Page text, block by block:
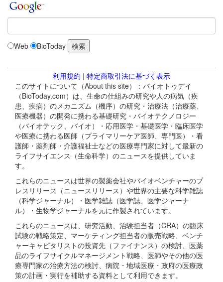
Web BioToday
利用規約 | 特定商取引法に基づく表示
このサイトについて（About this site）：バイオトゥデイ
（BioToday.com）は、生命の仕組みの研究や人の病気（疾
患、疾病）のメカニズム（機序）の研究・治療法（治療薬、
医療機器）の開発に携わる基礎研究・バイオテクノロジー
（バイオテック、バイオ）・応用医学・基礎医学・臨床医学
や医療に携わる医師（プライマリーケア医師、専門医）・看
護師・薬剤師・介護福祉士などの医療専門家に対して最新の
ライフサイエンス（生命科学）のニュースを提供していま
す。
これらのニュースは世界の製薬会社やバイオベンチャーのプ
レスリリース（ニュースリリース）や世界の主要な科学雑誌
（科学ジャーナル）・医学雑誌（医学誌、医学ジャーナ
ル）・生物学ジャーナルを元に作製されています。
これらのニュースは、研究活動、治験担当者（CRA）の臨床
試験の戦略策定、マーケティング担当者の販売戦略、ベンチ
ャーキャピタリストの投資先（ファイナンス）の検討、医薬
品のライフサイクルマネージメント戦略、医師やその他の医
療専門家の治療方法の検討、病院・地域医療・政府の医療政
策の計画・実行を補助する資料として利用できます。